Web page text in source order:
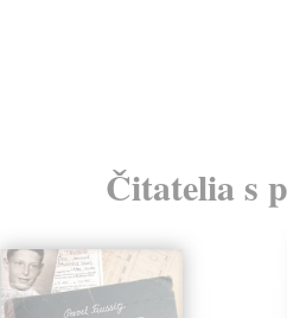
Čitatelia s